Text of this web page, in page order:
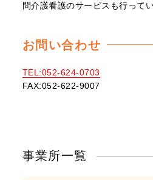
問介護看護のサービスも行ってい
お問い合わせ
TEL:052-624-0703
FAX:052-622-9007
事業所一覧